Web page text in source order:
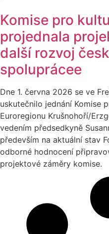
Komise pro
projednala
další rozvoj
spoluprácee
Dne 1. června 2026 se ve
uskutečnilo jednání Komise
Euroregionu Krušnohoří/
vedením předsedkyně
především na aktuální stav
odborné hodnocení
projektové záměry komise.